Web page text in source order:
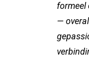
formeel
—